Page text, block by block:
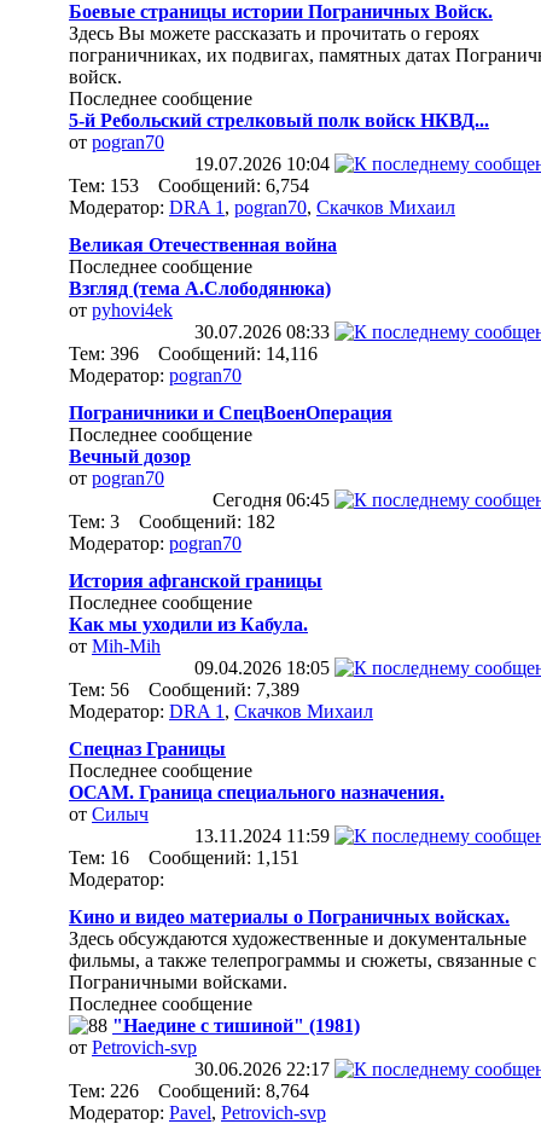
Боевые страницы истории Пограничных Войск.
Здесь Вы можете рассказать и прочитать о героях
пограничниках, их подвигах, памятных датах
войск.
Последнее сообщение
5-й Ребольский стрелковый полк войск НКВД...
от pogran70
19.07.2026 10:04
Тем: 153 Сообщений: 6,754
Модератор: DRA 1 , pogran70, Скачков Михаил
Великая Отечественная война
Последнее сообщение
Взгляд (тема А.Слободянюка)
от pyhovi4ek
30.07.2026 08:33
Тем: 396 Сообщений: 14,116
Модератор: pogran70
Пограничники и СпецВоенОперация
Последнее сообщение
Вечный дозор
от pogran70
Сегодня 06:45
Тем: 3 Сообщений: 182
Модератор: pogran70
История афганской границы
Последнее сообщение
Как мы уходили из Кабула.
от Mih-Mih
09.04.2026 18:05
Тем: 56 Сообщений: 7,389
Модератор: DRA 1 , Скачков Михаил
Спецназ Границы
Последнее сообщение
ОСАМ. Граница специального назначения.
от Силыч
13.11.2024 11:59
Тем: 16 Сообщений: 1,151
Модератор:
Кино и видео материалы о Пограничных войсках.
Здесь обсуждаются художественные и документальные
фильмы, а также телепрограммы и сюжеты, связанные с
Пограничными войсками.
Последнее сообщение
"Наедине с тишиной" (1981)
от Petrovich-svp
30.06.2026 22:17
Тем: 226 Сообщений: 8,764
Модератор: Pavel, Petrovich-svp